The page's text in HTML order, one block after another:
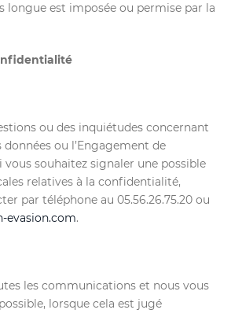
longue est imposée ou permise par la
ou des inquiétudes concernant
ou l’Engagement de
souhaitez signaler une possible
relatives à la confidentialité,
par téléphone au 05.56.26.75.20 ou
evasion.com.
les communications et nous vous
lorsque cela est jugé